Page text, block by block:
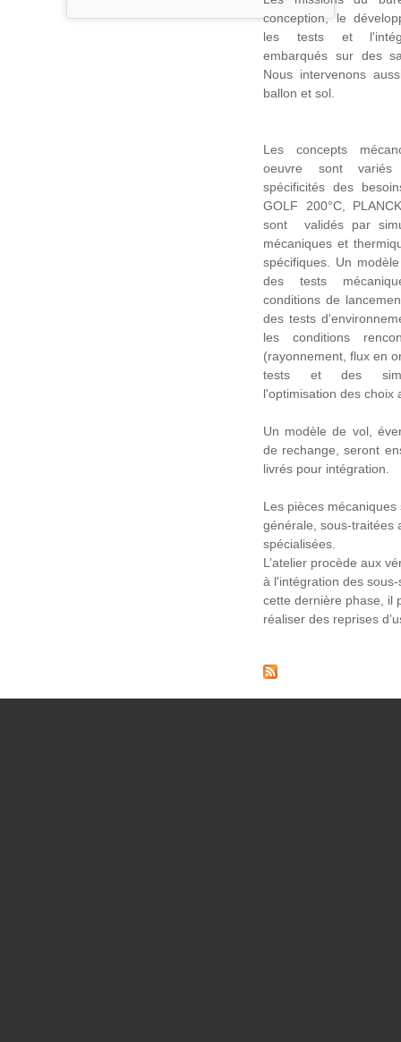
conception, le
les tests et
embarqués sur des
Nous intervenons
ballon et sol.
Les concepts
oeuvre sont
spécificités des
GOLF 200°C,
sont validés par
mécaniques et
spécifiques. Un
des tests
conditions de
des tests
les conditions
(rayonnement, flux en
tests et des
l'optimisation des choix
Un modèle de vol,
de rechange, seront
livrés pour intégration.
Les pièces
générale, sous-traitées
spécialisées.
L’atelier procède aux
à l'intégration des
cette dernière phase, il
réaliser des reprises